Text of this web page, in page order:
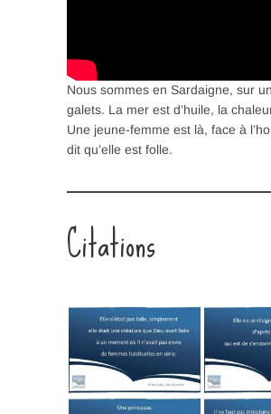
Nous sommes en Sardaigne, sur
galets. La mer est d’huile, la
Une jeune-femme est là, face à
dit qu’elle est folle.
Citations